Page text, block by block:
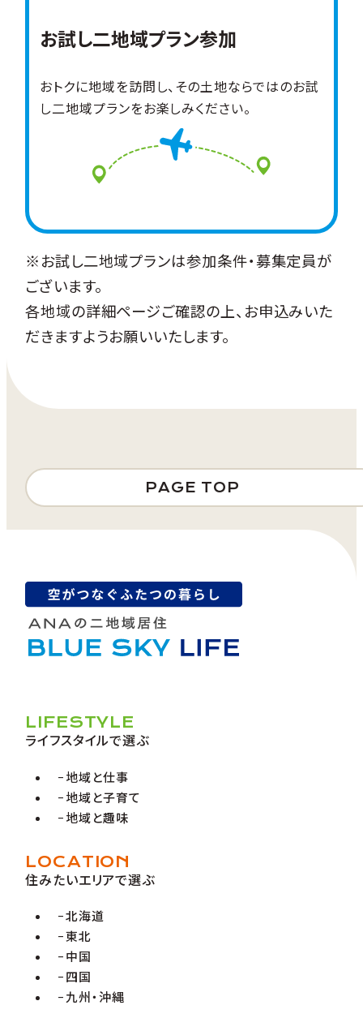
お試し二地域プラン参加
おトクに地域を訪問し、その土地ならではのお試
し二地域プランをお楽しみください。
※お試し二地域プランは参加条件・募集定員が
ございます。
各地域の詳細ページご確認の上、お申込みいた
だきますようお願いいたします。
PAGE TOP
LIFESTYLE
ライフスタイルで選ぶ
地域と仕事
地域と子育て
地域と趣味
LOCATION
住みたいエリアで選ぶ
北海道
東北
中国
四国
九州・沖縄